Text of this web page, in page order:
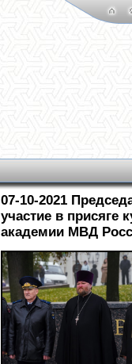
07-10-2021
участие в присяге
академии МВД